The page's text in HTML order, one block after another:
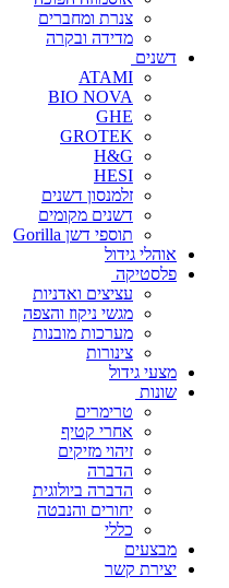
צנרת ומחברים
מדידה ובקרה
דשנים
ATAMI
BIO NOVA
GHE
GROTEK
H&G
HESI
זלמנסון דשנים
דשנים מקומים
תוספי דשן Gorilla
אוהלי גידול
פלסטיקה
עציצים ואדניות
מגשי ניקוז והצפה
מערכות מובנות
צינורות
מצעי גידול
שונות
טרימרים
אחרי קטיף
זיהוי מזיקים
הדברה
הדברה ביולוגית
יחורים והנבטה
כללי
מבצעים
יצירת קשר